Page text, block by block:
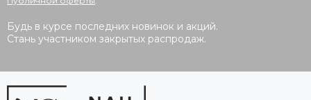
Будь в курсе последних новинок и акций.
Стань участником закрытых распродаж.